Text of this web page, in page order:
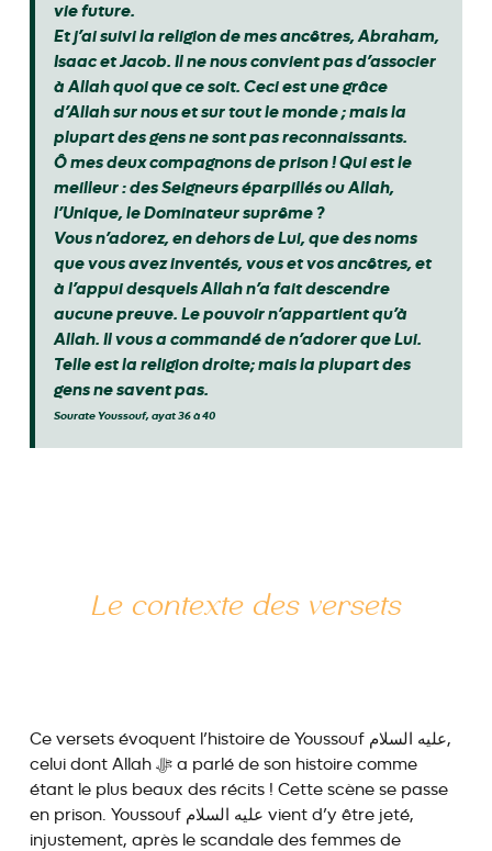
vie future.
Et j’ai suivi la religion de mes ancêtres, Abraham,
Isaac et Jacob. Il ne nous convient pas d’associer
à Allah quoi que ce soit. Ceci est une grâce
d’Allah sur nous et sur tout le monde ; mais la
plupart des gens ne sont pas reconnaissants.
Ô mes deux compagnons de prison ! Qui est le
meilleur : des Seigneurs éparpillés ou Allah,
l’Unique, le Dominateur suprême ?
Vous n’adorez, en dehors de Lui, que des noms
que vous avez inventés, vous et vos ancêtres, et
à l’appui desquels Allah n’a fait descendre
aucune preuve. Le pouvoir n’appartient qu’à
Allah. Il vous a commandé de n’adorer que Lui.
Telle est la religion droite; mais la plupart des
gens ne savent pas.
Sourate Youssouf, ayat 36 à 40
Le contexte des versets
Ce versets évoquent l’histoire de Youssouf عليه السلام,
celui dont Allah ﷻ a parlé de son histoire comme
étant le plus beaux des récits ! Cette scène se passe
en prison. Youssouf عليه السلام vient d’y être jeté,
injustement, après le scandale des femmes de